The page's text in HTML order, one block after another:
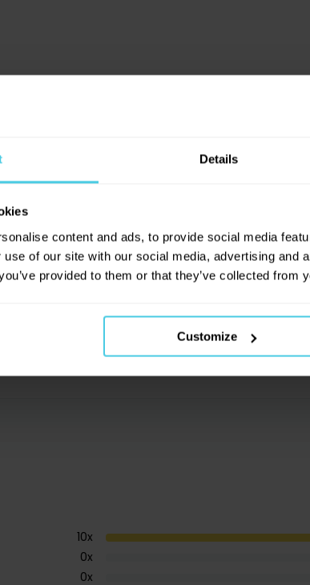
Details
content and ads, to provide social media
use of our site with our social media, advertising and
provided to them or that they’ve collected from
Customize
vám pak objeví doma v šálku.
a větší smysl. Skutečně totižvěříme, že
to se teď staráme. Staráme se o to,aby si
10x
0x
0x